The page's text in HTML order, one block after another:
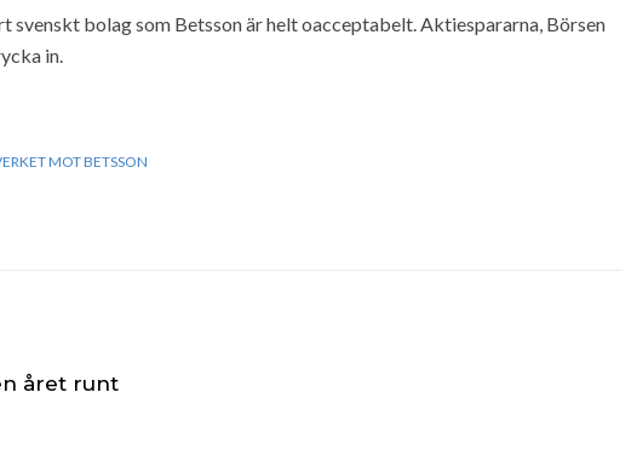
svenskt bolag som Betsson är helt oacceptabelt. Aktiespararna, Börsen
in.
MOT BETSSON
året runt